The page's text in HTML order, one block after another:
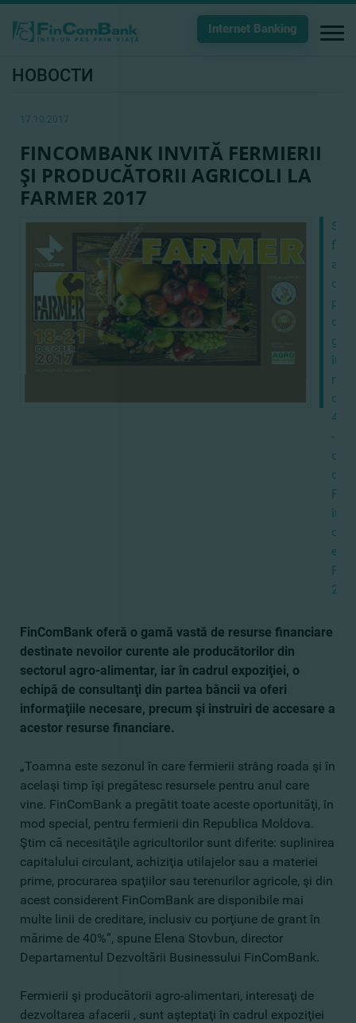
Internet Banking
НОВОСТИ
17.10.2017
FINCOMBANK INVITĂ FERMIERII
ŞI PRODUCĂTORII AGRICOLI LA
FARMER 2017
cu
de
în
de
40%
-
de
în
FinComBank oferă o gamă vastă de resurse financiare
destinate nevoilor curente ale producătorilor din
sectorul agro-alimentar, iar în cadrul expoziţiei, o
echipă de consultanţi din partea băncii va oferi
informaţiile necesare, precum şi instruiri de accesare a
acestor resurse financiare.
„Toamna este sezonul în care fermierii strâng roada şi în
acelaşi timp îşi pregătesc resursele pentru anul care
vine. FinComBank a pregătit toate aceste oportunităţi, în
mod special, pentru fermierii din Republica Moldova.
Ştim că necesităţile agricultorilor sunt diferite: suplinirea
capitalului circulant, achiziţia utilajelor sau a materiei
prime, procurarea spaţiilor sau terenurilor agricole, şi din
acest considerent FinComBank are disponibile mai
multe linii de creditare, inclusiv cu porţiune de grant în
mărime de 40%”, spune Elena Stovbun, director
Departamentul Dezvoltării Businessului FinComBank.
Fermierii şi producătorii agro-alimentari, interesaţi de
dezvoltarea afacerii , sunt aşteptaţi în cadrul expoziţiei